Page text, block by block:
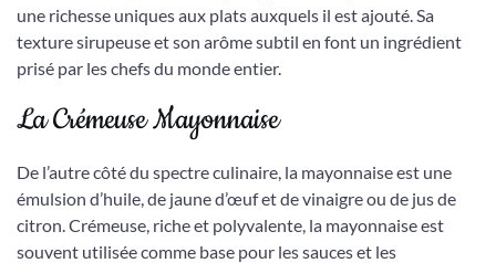
une richesse uniques aux plats auxquels il est ajouté. Sa
texture sirupeuse et son arôme subtil en font un ingrédient
prisé par les chefs du monde entier.
La Crémeuse Mayonnaise
De l’autre côté du spectre culinaire, la mayonnaise est une
émulsion d’huile, de jaune d’œuf et de vinaigre ou de jus de
citron. Crémeuse, riche et polyvalente, la mayonnaise est
souvent utilisée comme base pour les sauces et les